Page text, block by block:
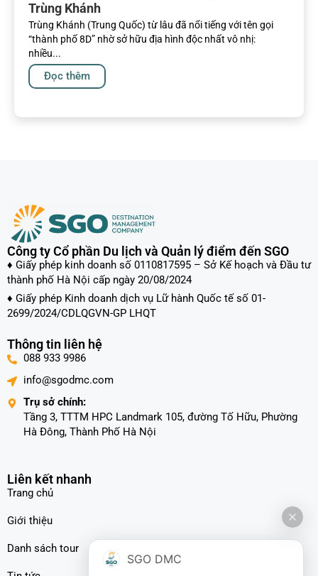
Trùng Khánh
Trùng Khánh (Trung Quốc) từ lâu đã nổi tiếng với tên gọi
“thành phố 8D” nhờ sở hữu địa hình độc nhất vô nhị:
nhiều...
Đọc thêm
Công ty Cổ phần Du lịch và Quản lý điểm đến SGO
♦ Giấy phép kinh doanh số 0110817595 – Sở Kế hoạch và Đầu tư
thành phố Hà Nội cấp ngày 20/08/2024
♦ Giấy phép Kinh doanh dịch vụ Lữ hành Quốc tế số 01-
2699/2024/CDLQGVN-GP LHQT
Thông tin liên hệ
088 933 9986
info@sgodmc.com
Trụ sở chính:
Tầng 3, TTTM HPC Landmark 105, đường Tố Hữu, Phường
Hà Đông, Thành Phố Hà Nội
Liên kết nhanh
Trang chủ
Giới thiệu
Danh sách tour
SGO DMC